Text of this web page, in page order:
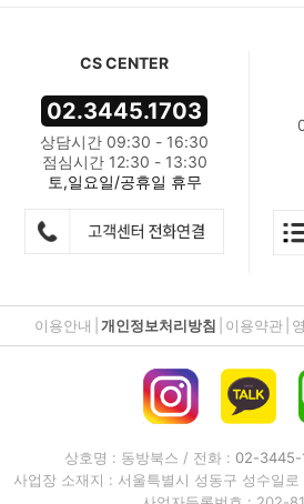
CS CENTER
02.3445.1703
상담시간 09:30 - 16:30
점심시간 12:30 - 13:30
토,일요일/공휴일 휴무
이용안내 개인정보처리방침 이용약관
상호명 : 동방북스 / 전화 : 02-3445-
사업장 소재지 : 서울특별시 성동구 성수일